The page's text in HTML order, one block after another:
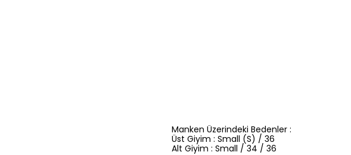
Manken Üzerindeki Bedenler :
Üst Giyim : Small (S) / 36
Alt Giyim : Small / 34 / 36